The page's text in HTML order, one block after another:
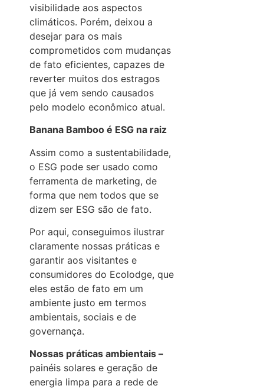
visibilidade aos aspectos
climáticos. Porém, deixou a
desejar para os mais
comprometidos com mudanças
de fato eficientes, capazes de
reverter muitos dos estragos
que já vem sendo causados
pelo modelo econômico atual.
Banana Bamboo é ESG na raiz
Assim como a sustentabilidade,
o ESG pode ser usado como
ferramenta de marketing, de
forma que nem todos que se
dizem ser ESG são de fato.
Por aqui, conseguimos ilustrar
claramente nossas práticas e
garantir aos visitantes e
consumidores do Ecolodge, que
eles estão de fato em um
ambiente justo em termos
ambientais, sociais e de
governança.
Nossas práticas ambientais –
painéis solares e geração de
energia limpa para a rede de